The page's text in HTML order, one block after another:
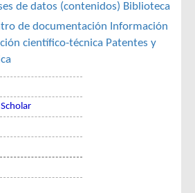
de datos (contenidos) Biblioteca
de documentación Información
científico-técnica Patentes y